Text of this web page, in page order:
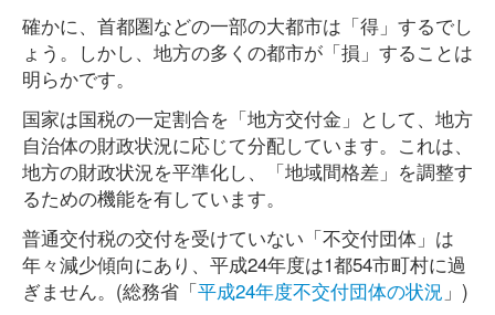
確かに、首都圏などの一部の大都市は「得」するでし
ょう。しかし、地方の多くの都市が「損」することは
明らかです。
国家は国税の一定割合を「地方交付金」として、地方
自治体の財政状況に応じて分配しています。これは、
地方の財政状況を平準化し、「地域間格差」を調整す
るための機能を有しています。
普通交付税の交付を受けていない「不交付団体」は
年々減少傾向にあり、平成24年度は1都54市町村に過
ぎません。(総務省「平成24年度不交付団体の状況 」)